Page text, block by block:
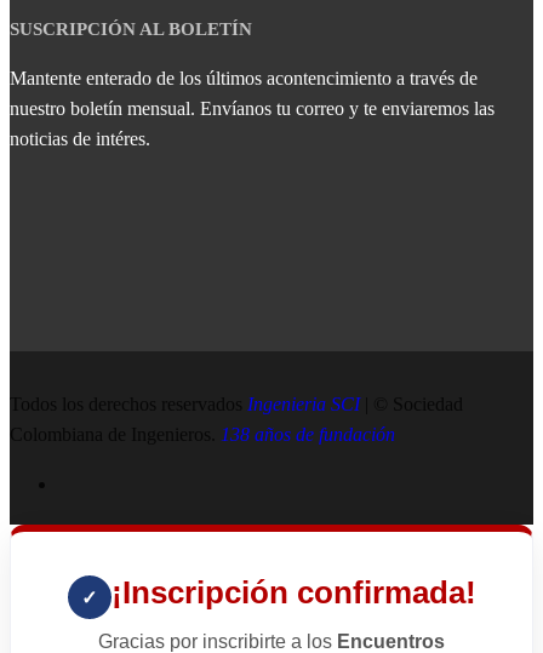
SUSCRIPCIÓN AL BOLETÍN
Mantente enterado de los últimos acontencimiento a través de
nuestro boletín mensual. Envíanos tu correo y te enviaremos las
noticias de intéres.
Todos los derechos reservados Ingenieria SCI
| © Sociedad
Colombiana de Ingenieros.
138 años de fundación
✓ ¡Inscripción confirmada!
Gracias por inscribirte a los Encuentros